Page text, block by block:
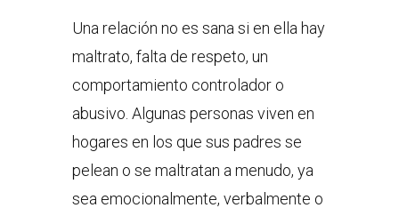
Una relación no es sana si en ella hay
maltrato, falta de respeto, un
comportamiento controlador o
abusivo. Algunas personas viven en
hogares en los que sus padres se
pelean o se maltratan a menudo, ya
sea emocionalmente, verbalmente o